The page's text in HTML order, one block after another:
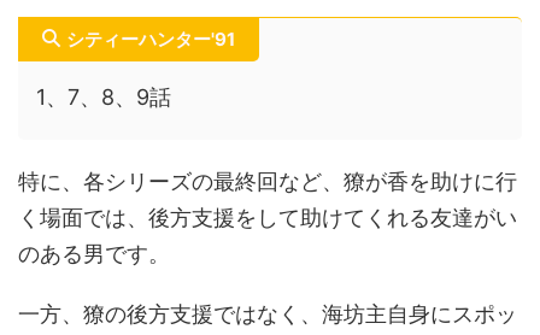
シティーハンター'91
1、7、8、9話
特に、各シリーズの最終回など、獠が香を助けに行
く場面では、後方支援をして助けてくれる友達がい
のある男です。
一方、獠の後方支援ではなく、海坊主自身にスポッ